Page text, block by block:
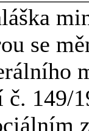
se
č. 149/